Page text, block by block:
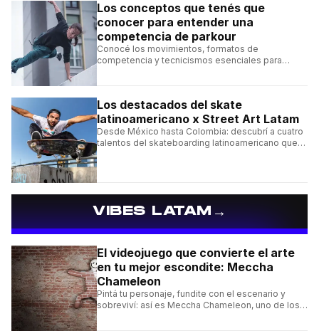
Los conceptos que tenés que
conocer para entender una
competencia de parkour
Conocé los movimientos, formatos de
competencia y tecnicismos esenciales para
Los destacados del skate
latinoamericano x Street Art Latam
Desde México hasta Colombia: descubrí a cuatro
talentos del skateboarding latinoamericano que
VIBES LATAM →
El videojuego que convierte el arte
en tu mejor escondite: Meccha
Chameleon
Pintá tu personaje, fundite con el escenario y
sobreviví: así es Meccha Chameleon, uno de los